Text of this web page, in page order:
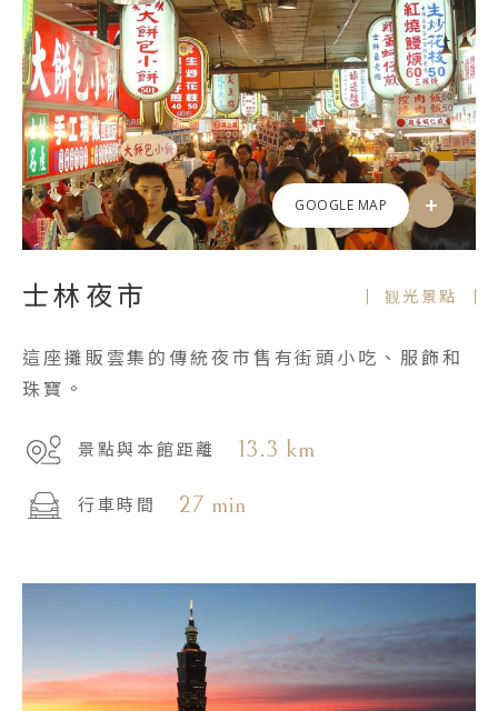
GOOGLE MAP
士林夜市 観光景點
這座攤販雲集的傳統夜市售有街頭小吃、服飾和
珠寶。
景點與本館距離 13.3 km
行車時間 27 min